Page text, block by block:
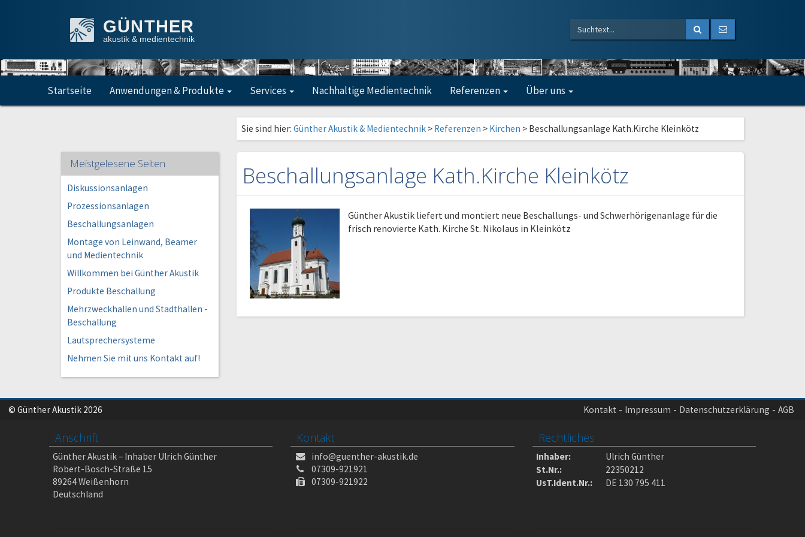
GÜNTHER
akustik & medientechnik
Startseite Anwendungen & Produkte Services Nachhaltige Medientechnik Referenzen Über uns
Sie sind hier: Günther Akustik & Medientechnik> Referenzen > Kirchen > Beschallungsanlage Kath.Kirche Kleinkötz
Meistgelesene Seiten
Diskussionsanlagen
Prozessionsanlagen
Beschallungsanlagen
Montage von Leinwand, Beamer
und Medientechnik
Willkommen bei Günther Akustik
Produkte Beschallung
Mehrzweckhallen und Stadthallen -
Beschallung
Lautsprechersysteme
Nehmen Sie mit uns Kontakt auf!
Beschallungsanlage Kath.Kirche Kleinkötz
Günther Akustik liefert und montiert neue Beschallungs- und Schwerhörigenanlage für die
frisch renovierte Kath. Kirche St. Nikolaus in Kleinkötz
© Günther Akustik 2026 AGB
Datenschutzerklärung
Impressum
Kontakt
Anschrift
Günther Akustik – Inhaber Ulrich Günther
Robert-Bosch-Straße 15
89264 Weißenhorn
Deutschland
Kontakt
info@guenther-akustik.de
07309-921921
07309-921922
Rechtliches
Inhaber:
Ulrich Günther
St.Nr.:
22350212
UsT.Ident.Nr.:
DE 130 795 411